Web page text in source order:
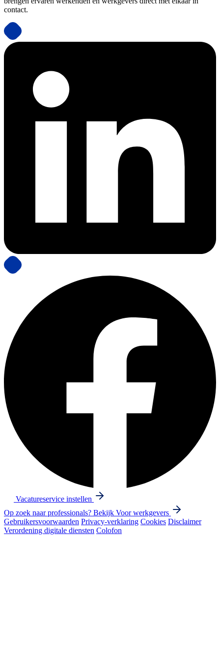
contact.
Vacatureservice instellen
Op zoek naar professionals? Bekijk Voor werkgevers
Gebruikersvoorwaarden Privacy-verklaring Cookies Disclaimer
Verordening digitale diensten Colofon